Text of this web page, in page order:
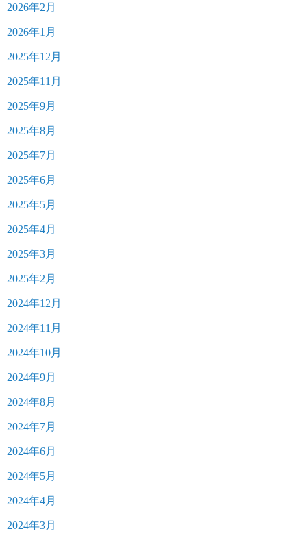
2026年2月
2026年1月
2025年12月
2025年11月
2025年9月
2025年8月
2025年7月
2025年6月
2025年5月
2025年4月
2025年3月
2025年2月
2024年12月
2024年11月
2024年10月
2024年9月
2024年8月
2024年7月
2024年6月
2024年5月
2024年4月
2024年3月